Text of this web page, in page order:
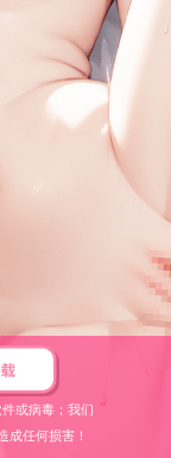
或病毒；我们
成任何损害！